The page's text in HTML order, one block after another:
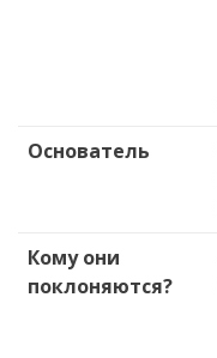
Основатель
Кому они
поклоняются?